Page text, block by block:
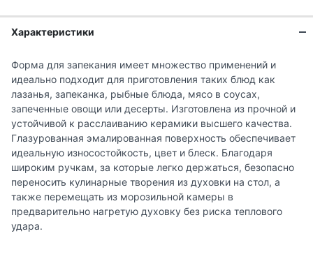
Характеристики
Форма для запекания имеет множество применений и
идеально подходит для приготовления таких блюд как
лазанья, запеканка, рыбные блюда, мясо в соусах,
запеченные овощи или десерты. Изготовлена из прочной и
устойчивой к расслаиванию керамики высшего качества.
Глазурованная эмалированная поверхность обеспечивает
идеальную износостойкость, цвет и блеск. Благодаря
широким ручкам, за которые легко держаться, безопасно
переносить кулинарные творения из духовки на стол, а
также перемещать из морозильной камеры в
предварительно нагретую духовку без риска теплового
удара.